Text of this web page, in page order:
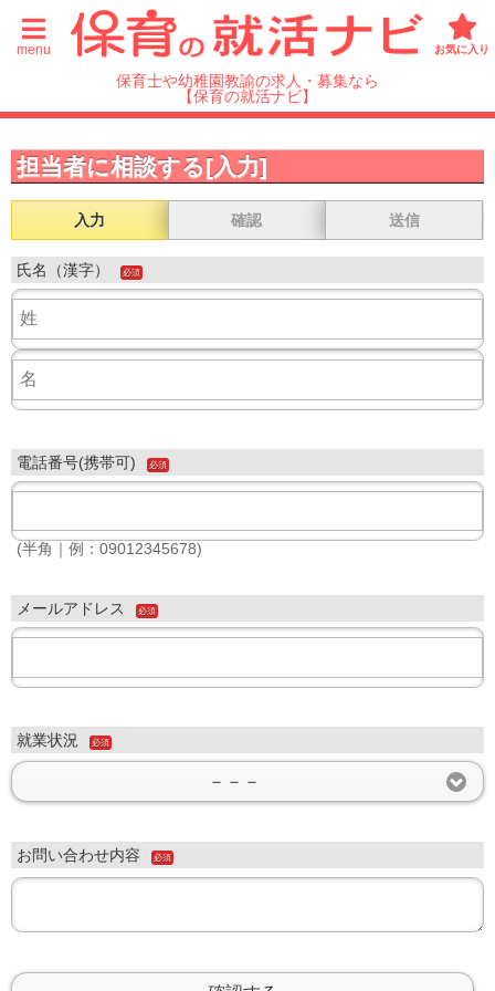
menu お気に入り
保育士や幼稚園教諭の求人・募集なら
【保育の就活ナビ】
担当者に相談する[入力]
入力 確認 送信
氏名（漢字） 必須
電話番号(携帯可) 必須
(半角｜例：09012345678)
メールアドレス 必須
就業状況 必須
－－－
お問い合わせ内容 必須